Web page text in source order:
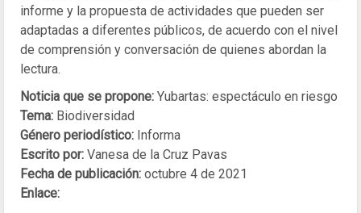
informe y la propuesta de actividades que pueden ser
adaptadas a diferentes públicos, de acuerdo con el nivel
de comprensión y conversación de quienes abordan la
lectura.
Noticia que se propone: Yubartas: espectáculo en riesgo
Tema: Biodiversidad
Género periodístico: Informa
Escrito por: Vanesa de la Cruz Pavas
Fecha de publicación: octubre 4 de 2021
Enlace: